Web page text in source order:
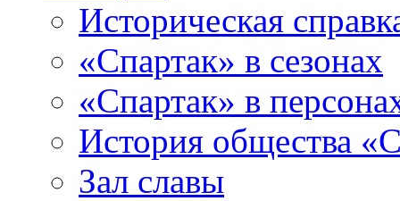
Историческая
«Спартак» в сезонах
«Спартак» в
История общества
Зал славы